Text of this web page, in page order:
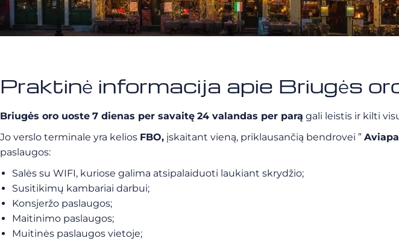
Praktinė informacija apie Briugės
Briugės oro uoste 7 dienas per savaitę 24 valandas per parą gali leistis ir kilti
Jo verslo terminale yra kelios FBO, įskaitant vieną, priklausančią bendrovei ”
paslaugos:
Salės su WIFI, kuriose galima atsipalaiduoti laukiant skrydžio;
Susitikimų kambariai darbui;
Konsjeržo paslaugos;
Maitinimo paslaugos;
Muitinės paslaugos vietoje;